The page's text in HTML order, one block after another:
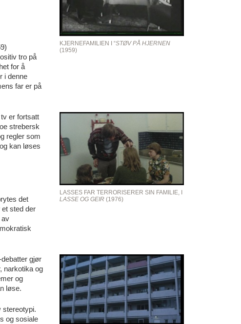
KJERNEFAMILIEN I “STØV PÅ HJERNEN
(1959)
tro på
for å
i denne
far er på
er fortsatt
strebersk
regler som
kan løses
LASSES FAR TERRORISERER SIN FAMILIE, I
LASSE OG GEIR (1976)
det
sted der
av
gjør
narkotika og
og
løse.
stereotypi.
og sosiale